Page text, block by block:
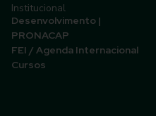
Institucional
Desenvolvimento |
PRONACAP
FEI / Agenda Internacional
Cursos